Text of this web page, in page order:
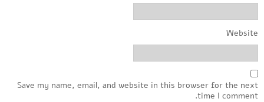
Website
Save my name, email, and website in this browser for the next
time I comment.